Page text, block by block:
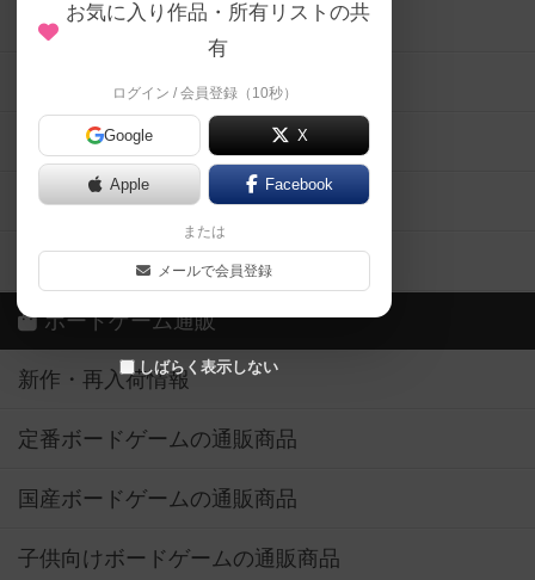
お気に入り作品・所有リストの共
有
ログイン / 会員登録（10秒）
Google X
Apple Facebook
または
メールで会員登録
しばらく表示しない
メカニクス特集
掲示板・トピックス
ボドとも・会員一覧
ボードゲーム業界コラム
ボドゲーマご利用案内
ボードゲーム通販
新作・再入荷情報
定番ボードゲームの通販商品
国産ボードゲームの通販商品
子供向けボードゲームの通販商品